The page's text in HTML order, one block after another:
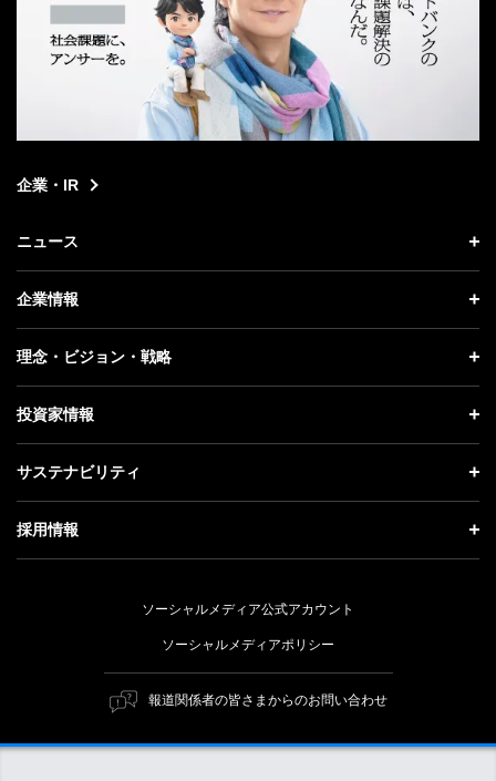
企業・IR
ニュース
ニュース トップ
プレスリリース
更新情報
記者説明会
企業情報
企業情報 トップ
社長メッセージ
事業紹介
ガバナンス
理念・ビジョン・戦略
理念・ビジョン・戦略 トップ
成長戦略「Activate AI for Society」
人材戦略
投資家情報
投資家情報 トップ
経営方針
個人投資家の皆さまへ
株式と社債について
サステナビリティ
サステナビリティ トップ
トップメッセージ
ESG方針・体制
マテリアリティ（重要課題）
ESGの主な取り組み
採用情報
障がい者採用
ソーシャルメディア公式アカウント
ソーシャルメディアポリシー
報道関係者の皆さまからのお問い合わせ